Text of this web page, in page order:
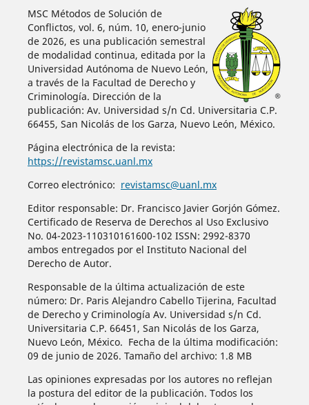
MSC Métodos de Solución de
Conflictos, vol. 6, núm. 10, enero-junio
de 2026, es una publicación semestral
de modalidad continua, editada por la
Universidad Autónoma de Nuevo León,
a través de la Facultad de Derecho y
Criminología. Dirección de la
publicación: Av. Universidad s/n Cd. Universitaria C.P.
66455, San Nicolás de los Garza, Nuevo León, México.
Página electrónica de la revista:
https://revistamsc.uanl.mx
Correo electrónico: revistamsc@uanl.mx
Editor responsable: Dr. Francisco Javier Gorjón Gómez.
Certificado de Reserva de Derechos al Uso Exclusivo
No. 04-2023-110310161600-102 ISSN: 2992-8370
ambos entregados por el Instituto Nacional del
Derecho de Autor.
Responsable de la última actualización de este
número: Dr. Paris Alejandro Cabello Tijerina, Facultad
de Derecho y Criminología Av. Universidad s/n Cd.
Universitaria C.P. 66451, San Nicolás de los Garza,
Nuevo León, México. Fecha de la última modificación:
09 de junio de 2026. Tamaño del archivo: 1.8 MB
Las opiniones expresadas por los autores no reflejan
la postura del editor de la publicación. Todos los